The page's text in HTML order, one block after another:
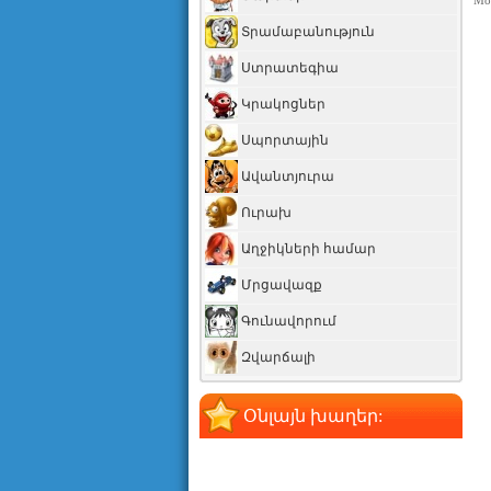
Տրամաբանություն
Ստրատեգիա
Կրակոցներ
Սպորտային
Ավանտյուրա
Ուրախ
Աղջիկների համար
Մրցավազք
Գունավորում
Զվարճալի
Օնլայն խաղեր: